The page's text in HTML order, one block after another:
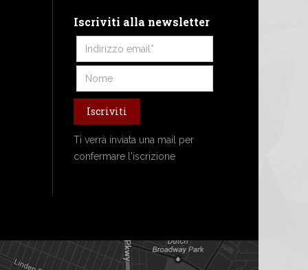
Iscriviti alla newsletter
Iscriviti
Ti verrà inviata una mail per
confermare l'iscrizione